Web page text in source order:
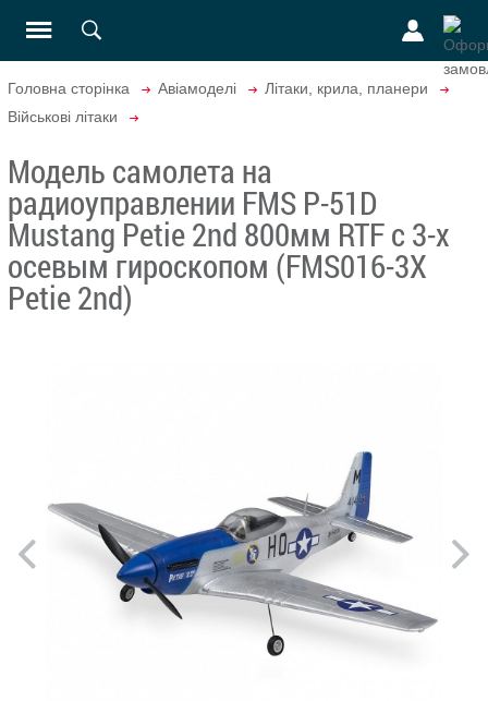
Головна сторінка Авіамоделі
Літаки, крила, планери
Військові літаки
Модель самолета на
радиоуправлении FMS P-51D
Mustang Petie 2nd 800мм RTF c 3-х
осевым гироскопом (FMS016-3X
Petie 2nd)